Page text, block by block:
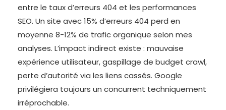
entre le taux d’erreurs 404 et les performances
SEO. Un site avec 15% d’erreurs 404 perd en
moyenne 8-12% de trafic organique selon mes
analyses. L’impact indirect existe : mauvaise
expérience utilisateur, gaspillage de budget crawl,
perte d’autorité via les liens cassés. Google
privilégiera toujours un concurrent techniquement
irréprochable.